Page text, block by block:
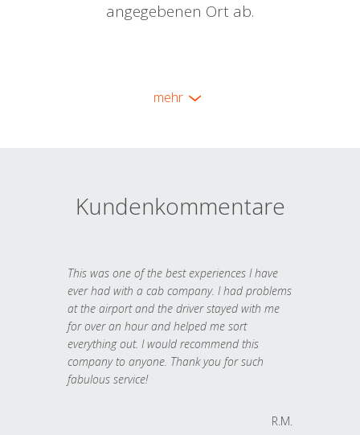
angegebenen Ort ab.
mehr
Kundenkommentare
This was one of the best experiences I have
ever had with a cab company. I had problems
at the airport and the driver stayed with me
for over an hour and helped me sort
everything out. I would recommend this
company to anyone. Thank you for such
fabulous service!
R.M.